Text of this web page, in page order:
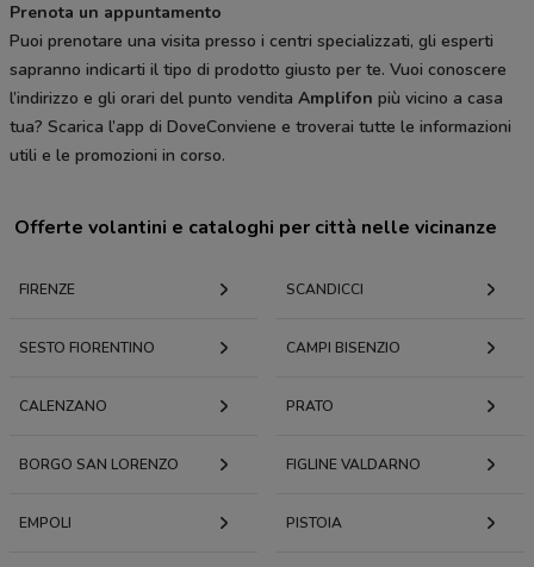
Prenota un appuntamento
Puoi prenotare una visita presso i centri specializzati, gli esperti
sapranno indicarti il tipo di prodotto giusto per te. Vuoi conoscere
l’indirizzo e gli orari del punto vendita Amplifon più vicino a casa
tua? Scarica l’app di DoveConviene e troverai tutte le informazioni
utili e le promozioni in corso.
Offerte volantini e cataloghi per città nelle vicinanze
FIRENZE SCANDICCI
SESTO FIORENTINO CAMPI BISENZIO
CALENZANO PRATO
BORGO SAN LORENZO FIGLINE VALDARNO
EMPOLI PISTOIA